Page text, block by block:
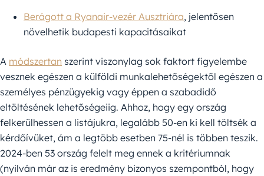
Berágott a Ryanair-vezér Ausztriára, jelentősen
növelhetik budapesti kapacitásaikat
A módszertan szerint viszonylag sok faktort figyelembe
vesznek egészen a külföldi munkalehetőségektől egészen a
személyes pénzügyekig vagy éppen a szabadidő
eltöltésének lehetőségeiig. Ahhoz, hogy egy ország
felkerülhessen a listájukra, legalább 50-en ki kell töltsék a
kérdőívüket, ám a legtöbb esetben 75-nél is többen teszik.
2024-ben 53 ország felelt meg ennek a kritériumnak
(nyilván már az is eredmény bizonyos szempontból, hogy